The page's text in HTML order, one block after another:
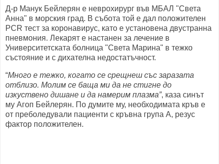
Д-р Манук Бейлерян е неврохирург във МБАЛ "Света
Анна" в морския град. В събота той е дал положителен
PCR тест за коронавирус, като е установена двустранна
пневмония. Лекарят е настанен за лечение в
Университетската болница "Света Марина" в тежко
състояние и с дихателна недостатъчност.
“Много е тежко, когато се срещнеш със заразата
отблизо. Молим се баща ми да не стигне до
изкуствено дишане и да намерим плазма”, каза синът
му Агоп Бейлерян. По думите му, необходимата кръв е
от преболедували пациенти с кръвна група А, резус
фактор положителен.